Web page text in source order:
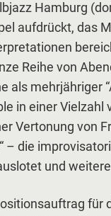
Hamburg
aufdrückt, das
Reihe von
als mehrjähriger
in einer Vielzahl
Vertonung von
– die
und
für